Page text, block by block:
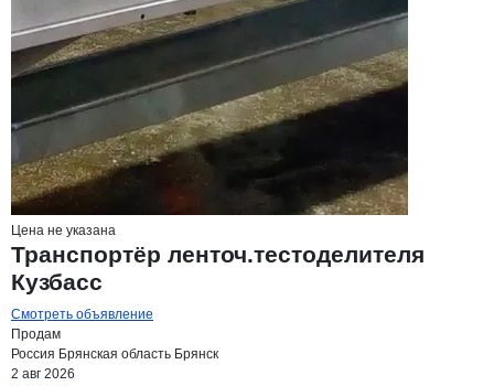
Цена не указана
Транспортёр ленточ.тестоделителя
Кузбасc
Смотреть объявление
Продам
Россия Брянская область Брянск
2 авг 2026